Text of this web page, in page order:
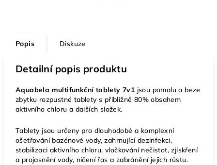
Popis Diskuze
Detailní popis produktu
Aquabela multifunkční tablety 7v1 jsou pomalu a beze
zbytku rozpustné tablety s přibližně 80% obsahem
aktivního chloru a dalších složek.
Tablety jsou určeny pro dlouhodobé a komplexní
ošetřování bazénové vody, zahrnující dezinfekci,
stabilizaci aktivního chloru, vločkování nečistot, zjiskření
a projasnění vody, ničení řas a zabránění jejich růstu.